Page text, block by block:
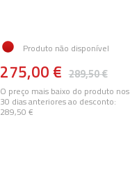
Produto não disponível
289,50 €
275,00 €
O preço mais baixo do produto nos
30 dias anteriores ao desconto:
289,50 €